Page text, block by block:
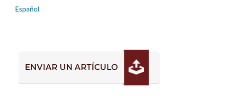
Español